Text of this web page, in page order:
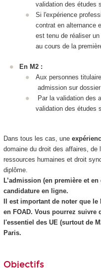
validation des études
Si l'expérience
contrat en alternance
est tenu de réaliser
au cours de la
En M2 :
Aux personnes
admission sur
Par la validation des
validation des études
Dans tous les cas, une
domaine du droit des affaires,
ressources humaines et droit
diplôme.
L’admission (en première et
candidature en ligne.
Il est important de noter que
en FOAD. Vous pourrez suivre
l'essentiel des UE (surtout de
Paris.
Objectifs